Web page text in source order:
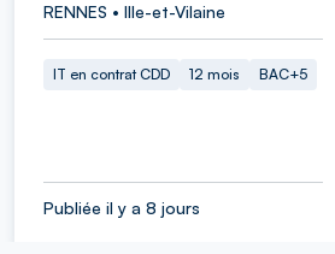
RENNES • Ille-et-Vilaine
IT en contrat CDD 12 mois BAC+5
Publiée il y a 8 jours